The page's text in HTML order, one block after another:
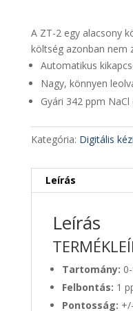
A ZT-2 egy alacsony
költség azonban nem
Automatikus
Nagy, könnyen
Gyári 342 ppm
Kategória: Digitális
Leírás
Leírás
Tartomány:
Felbontás: 1
Pontosság: